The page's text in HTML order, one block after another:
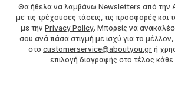
Θα ήθελα να λαμβάνω Newsletters από την
με τις τρέχουσες τάσεις, τις προσφορές
με την Privacy Policy. Μπορείς να
σου ανά πάσα στιγμή με ισχύ για το
στο customerservice@aboutyou.gr ή
επιλογή διαγραφής στο τέλος